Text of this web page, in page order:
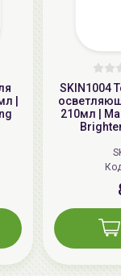
AiliCode
пилинг для лица,
|
SKIN1004
210мл |